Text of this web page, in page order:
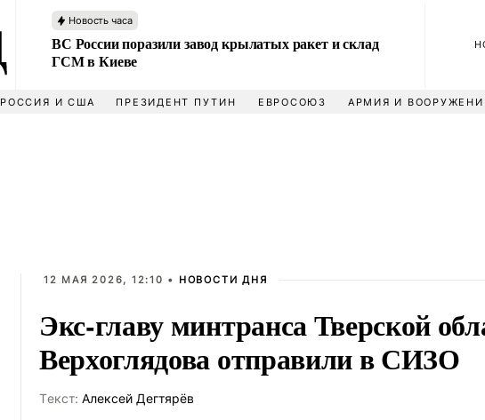
Новость часа
ВС России поразили завод крылатых ракет и склад
ГСМ в Киеве
РОССИЯ И США ПРЕЗИДЕНТ ПУТИН ЕВРОСОЮЗ АРМИЯ И
12 МАЯ 2026, 12:10 • НОВОСТИ ДНЯ
Экс-главу минтранса Тверской
Верхоглядова отправили в СИЗО
Tекст: Алексей Дегтярёв